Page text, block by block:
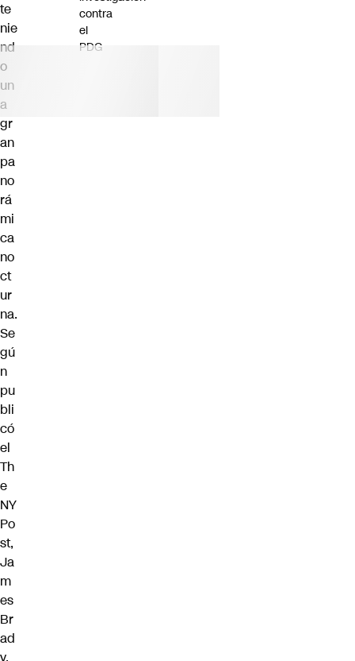
te
nie
nd
o
un
a
gr
an
pa
no
rá
mi
ca
no
ct
ur
na.
Se
gú
n
pu
bli
có
el
Th
e
NY
Po
st,
Ja
m
es
Br
ad
y,
contra
el
PDG